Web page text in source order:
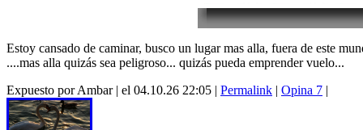
Estoy cansado de caminar, busco un lugar mas alla, fuera de este
....mas alla quizás sea peligroso... quizás pueda emprender vuelo...
Expuesto por Ambar | el 04.10.26 22:05 | Permalink | Opina 7 |